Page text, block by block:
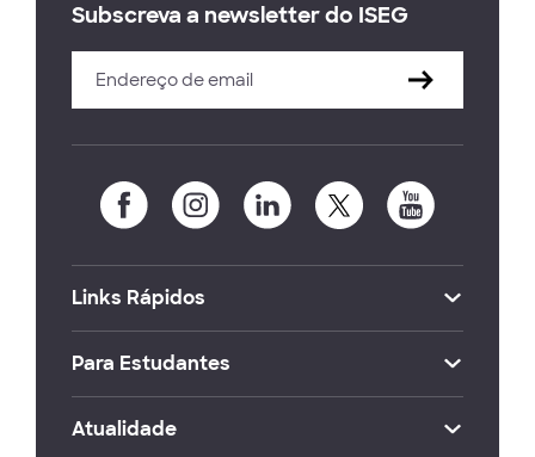
Subscreva a newsletter do ISEG
Links Rápidos
Para Estudantes
Atualidade